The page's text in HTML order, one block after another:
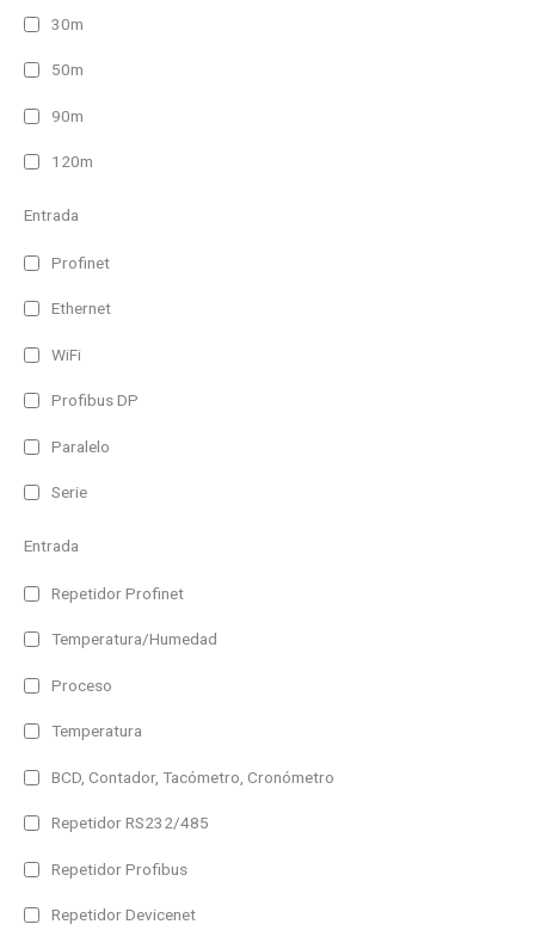
30m
50m
90m
120m
Entrada
Profinet
Ethernet
WiFi
Profibus DP
Paralelo
Serie
Entrada
Repetidor Profinet
Temperatura/Humedad
Proceso
Temperatura
BCD, Contador, Tacómetro, Cronómetro
Repetidor RS232/485
Repetidor Profibus
Repetidor Devicenet